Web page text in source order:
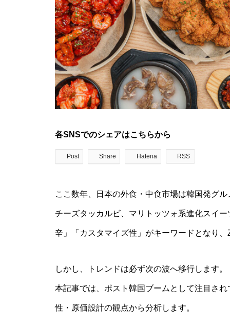
各SNSでのシェアはこちらから
Post Share Hatena RSS
ここ数年、日本の外食・中食市場は韓国発グ
チーズタッカルビ、マリトッツォ系進化スイ
辛」「カスタマイズ性」がキーワードとなり
しかし、トレンドは必ず次の波へ移行します。
本記事では、ポスト韓国ブームとして注目さ
性・原価設計の観点から分析します。